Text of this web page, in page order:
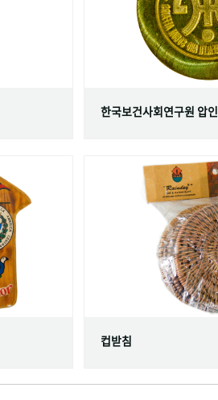
한국보건사회연구원 압인
컵받침